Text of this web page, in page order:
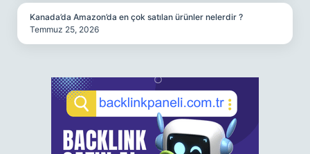
Kanada’da Amazon’da en çok satılan ürünler nelerdir ?
Temmuz 25, 2026